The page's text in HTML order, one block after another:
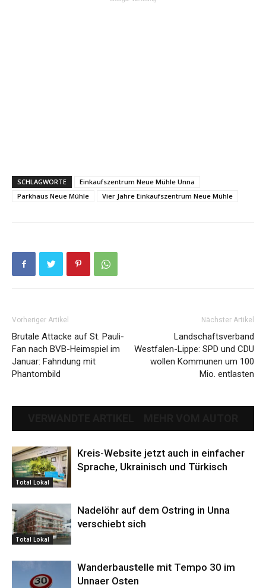
SCHLAGWORTE
Einkaufszentrum Neue Mühle Unna
Parkhaus Neue Mühle
Vier Jahre Einkaufszentrum Neue Mühle
Vorheriger Artikel
Brutale Attacke auf St. Pauli-
Fan nach BVB-Heimspiel im
Januar: Fahndung mit
Phantombild
Nächster Artikel
Landschaftsverband
Westfalen-Lippe: SPD und CDU
wollen Kommunen um 100
Mio. entlasten
Total Lokal
Kreis-Website jetzt auch in einfacher
Sprache, Ukrainisch und Türkisch
Total Lokal
Nadelöhr auf dem Ostring in Unna
verschiebt sich
Wanderbaustelle mit Tempo 30 im
Unnaer Osten